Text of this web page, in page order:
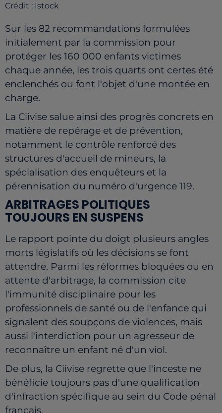
Crédit : Istock
Sur les 82 recommandations formulées
initialement par la commission pour
protéger les 160 000 enfants victimes
chaque année, les trois quarts ont certes été
enclenchés ou font l'objet d'une montée en
charge.
La Ciivise salue ainsi des progrès concrets en
matière de repérage et de prévention,
notamment le contrôle renforcé des
structures d'accueil de mineurs, la
spécialisation des enquêteurs et la
pérennisation du numéro d'urgence 119.
ARBITRAGES POLITIQUES
TOUJOURS EN SUSPENS
Le rapport pointe du doigt plusieurs angles
morts législatifs où les décisions se font
attendre. Parmi les réformes bloquées ou en
attente d'arbitrage, la commission cite
l'immunité disciplinaire pour les
professionnels de santé ou de l'enfance qui
signalent des soupçons de violences, mais
aussi l'interdiction pour un agresseur de
reconnaître un enfant né d'un viol.
De plus, la Ciivise regrette que l'inceste ne
bénéficie toujours pas d'une qualification
d'infraction spécifique au sein du Code pénal
français.